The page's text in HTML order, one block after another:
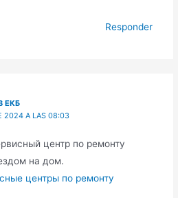
Responder
ЕКБ
2024 A LAS 08:03
центр по ремонту
на дом.
центры по ремонту